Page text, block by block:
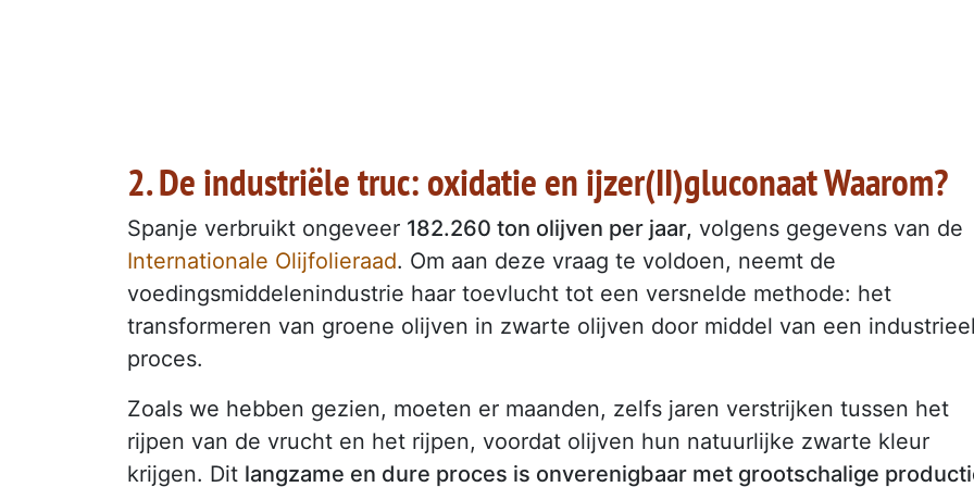
2. De industriële truc: oxidatie en ijzer(II)gluconaat Waarom?
Spanje verbruikt ongeveer 182.260 ton olijven per jaar, volgens gegevens van de
Internationale Olijfolieraad. Om aan deze vraag te voldoen, neemt de
voedingsmiddelenindustrie haar toevlucht tot een versnelde methode: het
transformeren van groene olijven in zwarte olijven door middel van een industrieel
proces.
Zoals we hebben gezien, moeten er maanden, zelfs jaren verstrijken tussen het
rijpen van de vrucht en het rijpen, voordat olijven hun natuurlijke zwarte kleur
krijgen. Dit langzame en dure proces is onverenigbaar met grootschalige